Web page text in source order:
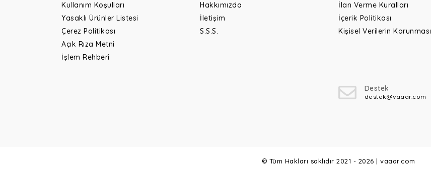
Kullanım Koşulları
Yasaklı Ürünler Listesi
Çerez Politikası
Açık Rıza Metni
İşlem Rehberi
Hakkımızda
İletişim
S.S.S.
İlan Verme Kuralları
İçerik Politikası
Kişisel Verilerin Korunması
Destek
destek@vaaar.com
© Tüm Hakları saklıdır 2021 - 2026 | vaaar.com